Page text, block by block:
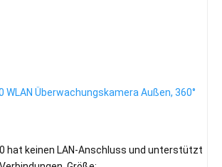
WLAN Überwachungskamera Außen, 360°
hat keinen LAN-Anschluss und unterstützt